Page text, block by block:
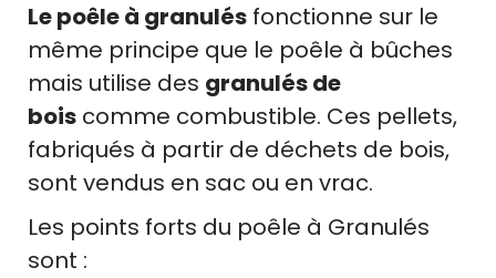
Le poêle à granulés fonctionne sur le
même principe que le poêle à bûches
mais utilise des granulés de
bois comme combustible. Ces pellets,
fabriqués à partir de déchets de bois,
sont vendus en sac ou en vrac.
Les points forts du poêle à Granulés
sont :